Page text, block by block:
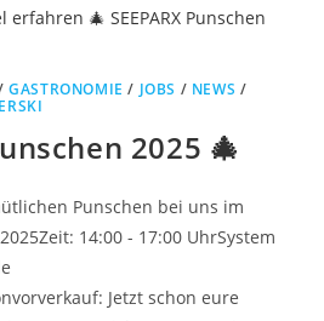
GASTRONOMIE / JOBS / NEWS /
2025 🎄
Punschen bei uns im
14:00 - 17:00 UhrSystem
Jetzt schon eure